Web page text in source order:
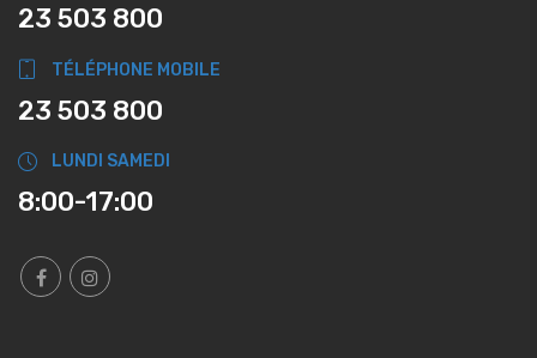
23 503 800
TÉLÉPHONE MOBILE
23 503 800
LUNDI SAMEDI
8:00-17:00